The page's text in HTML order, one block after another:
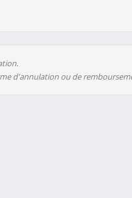
d'annulation ou de